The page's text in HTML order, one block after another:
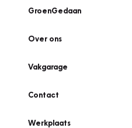
GroenGedaan
Over ons
Vakgarage
Contact
Werkplaats